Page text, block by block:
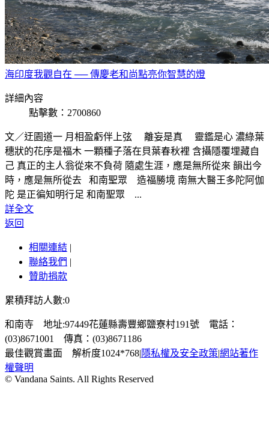
海印度我觀自在 ── 傳慶老和尚點亮你智慧的燈
詳細內容
點擊數：2700860
文／迂園道一 月相盈虧伴上弦 離妄是真 靈鑑是心 濃綠葉
穗狀的花序是福木 一顆種子落在貝葉春秋裡 含攝隱覆埋藏自
己 真正的主人翁從來不負荷 隨處生涯，應是無所從來 韻出今
時，應是無所從去 和南聖眾 造福勝境 南無大醫王多陀阿伽
陀 是正徧知明行足 和南聖眾 ...
詳全文
返回
相關連結 |
聯絡我們 |
贊助捐款
累積拜訪人數:0
和南寺 地址:97449花蓮縣壽豐鄉鹽寮村191號 電話：
(03)8671001 傳真：(03)8671186
最佳觀賞畫面 解析度1024*768|隱私權及安全政策|網站著作
權聲明
© Vandana Saints. All Rights Reserved